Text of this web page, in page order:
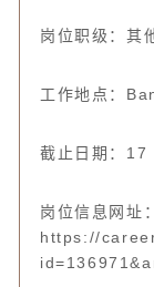
岗位职级：其
工作地点：
截止日期：
岗位信息网址：
https://